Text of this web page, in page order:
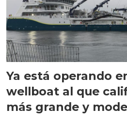
Ya está operando
wellboat al que
más grande y